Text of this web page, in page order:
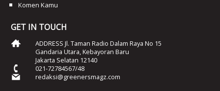
Komen Kamu
GET IN TOUCH
ADDRESS Jl. Taman Radio Dalam Raya No 15
Gandaria Utara, Kebayoran Baru
Jakarta Selatan 12140
021-72784567/48
redaksi@greenersmagz.com